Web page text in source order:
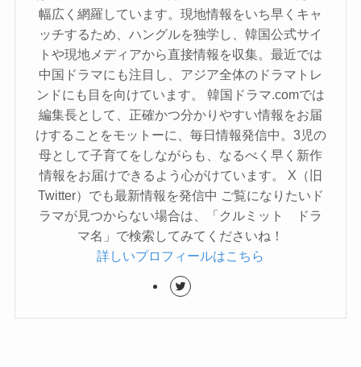
幅広く網羅しています。現地情報をいち早くキャ
ッチするため、ハングルを独学し、韓国公式サイ
トや現地メディアから直接情報を収集。最近では
中国ドラマにも注目し、アジア全体のドラマトレ
ンドにも目を向けています。 韓国ドラマ.comでは
編集長として、正確かつ分かりやすい情報をお届
けすることをモットーに、毎日情報発信中。3児の
母として子育てをしながらも、なるべく早く新作
情報をお届けできるよう心がけています。 X（旧
Twitter）でも最新情報を発信中 ご覧になりたいド
ラマが見つからない場合は、「クルミット ドラ
マ名」で検索してみてくださいね！
詳しいプロフィールはこちら